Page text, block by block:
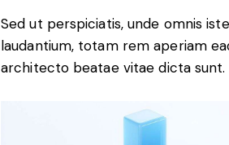
Sed ut perspiciatis, unde omnis
laudantium, totam rem aperiam
architecto beatae vitae dicta sunt.